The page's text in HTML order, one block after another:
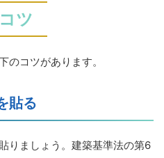
ツ
のコツがあります。
貼る
りましょう。建築基準法の第6